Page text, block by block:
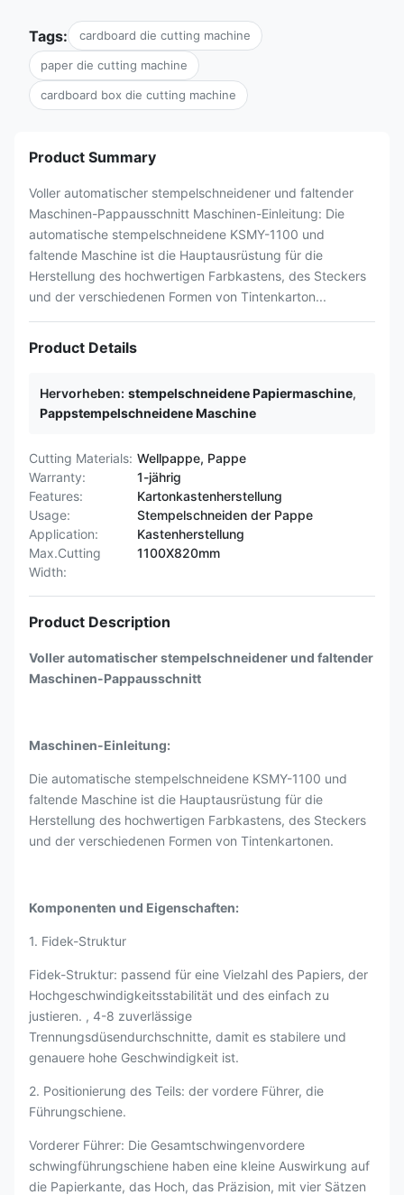
Tags: cardboard die cutting machine
paper die cutting machine
cardboard box die cutting machine
Product Summary
Voller automatischer stempelschneidener und faltender
Maschinen-Pappausschnitt Maschinen-Einleitung: Die
automatische stempelschneidene KSMY-1100 und
faltende Maschine ist die Hauptausrüstung für die
Herstellung des hochwertigen Farbkastens, des Steckers
und der verschiedenen Formen von Tintenkarton...
Product Details
Hervorheben: stempelschneidene Papiermaschine,
Pappstempelschneidene Maschine
Cutting Materials: Wellpappe, Pappe
Warranty:
1-jährig
Features:
Kartonkastenherstellung
Usage:
Stempelschneiden der Pappe
Application:
Kastenherstellung
Max.Cutting
Width:
1100X820mm
Product Description
Voller automatischer stempelschneidener und faltender
Maschinen-Pappausschnitt
Maschinen-Einleitung:
Die automatische stempelschneidene KSMY-1100 und
faltende Maschine ist die Hauptausrüstung für die
Herstellung des hochwertigen Farbkastens, des Steckers
und der verschiedenen Formen von Tintenkartonen.
Komponenten und Eigenschaften:
1. Fidek-Struktur
Fidek-Struktur: passend für eine Vielzahl des Papiers, der
Hochgeschwindigkeitsstabilität und des einfach zu
justieren. , 4-8 zuverlässige
Trennungsdüsendurchschnitte, damit es stabilere und
genauere hohe Geschwindigkeit ist.
2. Positionierung des Teils: der vordere Führer, die
Führungschiene.
Vorderer Führer: Die Gesamtschwingenvordere
schwingführungschiene haben eine kleine Auswirkung auf
die Papierkante, das Hoch, das Präzision, mit vier Sätzen